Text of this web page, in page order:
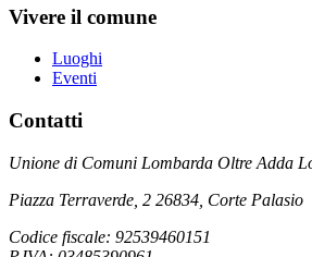
Vivere il comune
Luoghi
Eventi
Contatti
Unione di Comuni Lombarda Oltre Adda
Piazza Terraverde, 2 26834, Corte Palasio
Codice fiscale: 92539460151